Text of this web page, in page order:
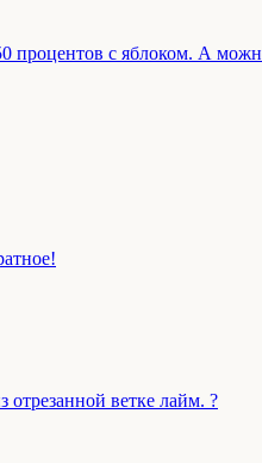
процентов с яблоком. А
ветке лайм. ?